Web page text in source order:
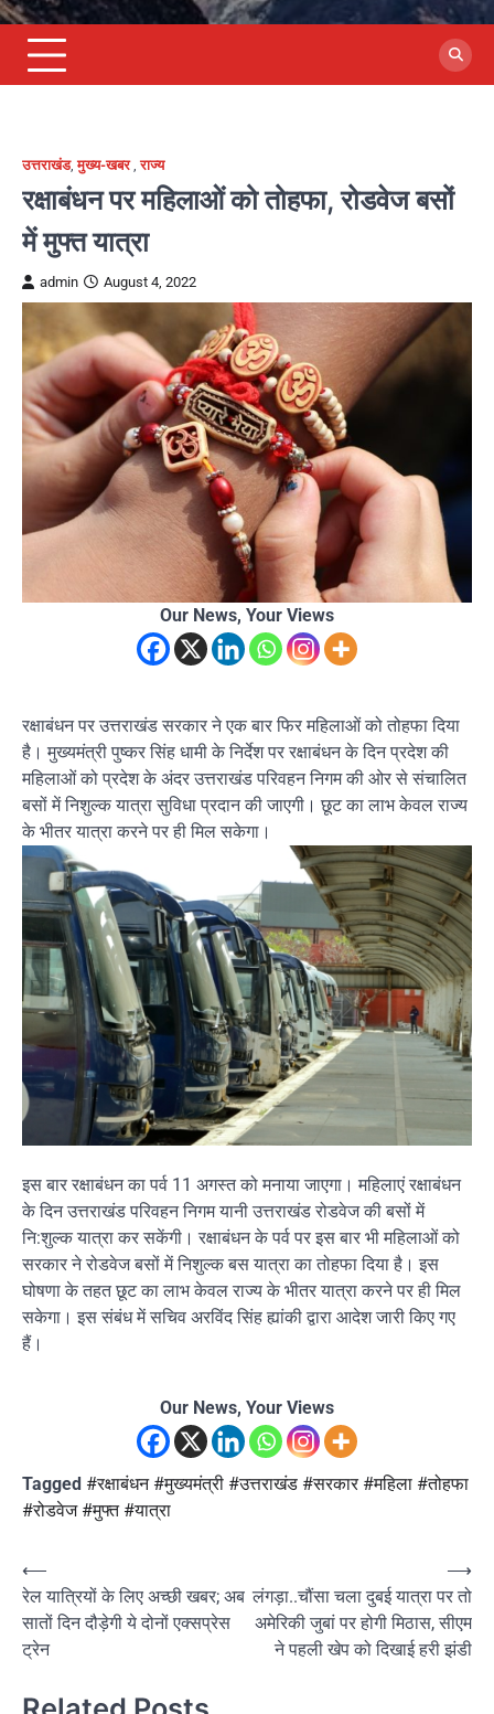
उत्तराखंड,मुख्य-खबर,राज्य
रक्षाबंधन पर महिलाओं को तोहफा, रोडवेज बसों
में मुफ्त यात्रा
admin August 4, 2022
Our News, Your Views
रक्षाबंधन पर उत्तराखंड सरकार ने एक बार फिर महिलाओं को तोहफा दिया
है। मुख्यमंत्री पुष्कर सिंह धामी के निर्देश पर रक्षाबंधन के दिन प्रदेश की
महिलाओं को प्रदेश के अंदर उत्तराखंड परिवहन निगम की ओर से संचालित
बसों में निशुल्क यात्रा सुविधा प्रदान की जाएगी। छूट का लाभ केवल राज्य
के भीतर यात्रा करने पर ही मिल सकेगा।
इस बार रक्षाबंधन का पर्व 11 अगस्त को मनाया जाएगा। महिलाएं रक्षाबंधन
के दिन उत्तराखंड परिवहन निगम यानी उत्तराखंड रोडवेज की बसों में
नि:शुल्क यात्रा कर सकेंगी। रक्षाबंधन के पर्व पर इस बार भी महिलाओं को
सरकार ने रोडवेज बसों में निशुल्क बस यात्रा का तोहफा दिया है। इस
घोषणा के तहत छूट का लाभ केवल राज्य के भीतर यात्रा करने पर ही मिल
सकेगा। इस संबंध में सचिव अरविंद सिंह ह्यांकी द्वारा आदेश जारी किए गए
हैं।
Our News, Your Views
Tagged #रक्षाबंधन #मुख्यमंत्री #उत्तराखंड #सरकार #महिला #तोहफा
#रोडवेज #मुफ्त #यात्रा
Post
navigation
⟵
रेल यात्रियों के लिए अच्छी खबर; अब
सातों दिन दौड़ेगी ये दोनों एक्सप्रेस
ट्रेन
लंगड़ा..चौंसा चला दुबई यात्रा पर तो
अमेरिकी जुबां पर होगी मिठास, सीएम
ने पहली खेप को दिखाई हरी झंडी
⟶